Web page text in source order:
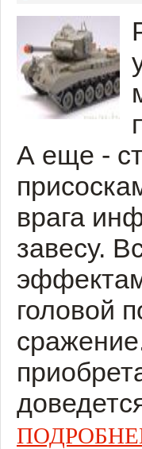
А еще -
врага
завесу.
головой